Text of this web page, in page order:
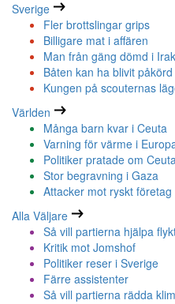
Sverige
Fler brottslingar grips
Billigare mat i affären
Man från gäng dömd i Irak
Båten kan ha blivit påkörd
Kungen på scouternas
Världen
Många barn kvar i Ceuta
Varning för värme i
Politiker pratade om
Stor begravning i Gaza
Attacker mot ryskt företag
Alla Väljare
Så vill partierna hjälpa
Kritik mot Jomshof
Politiker reser i Sverige
Färre assistenter
Så vill partierna rädda